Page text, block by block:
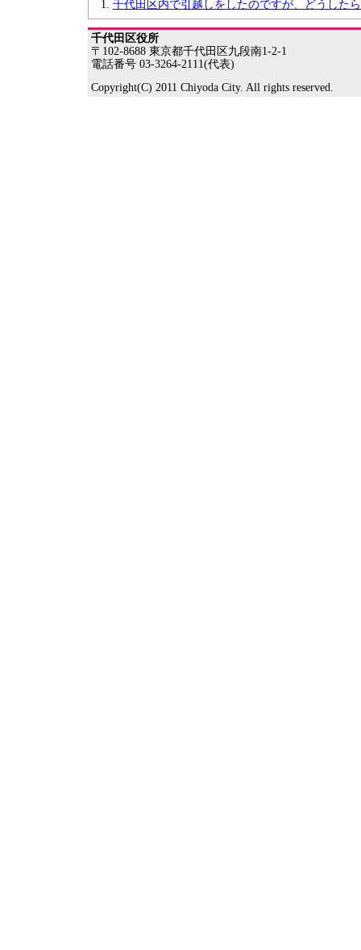
千代田区内で引越しをしたのですが、どうした
千代田区役所
〒102-8688 東京都千代田区九段南1-2-1
電話番号 03-3264-2111(代表)
Copyright(C) 2011 Chiyoda City. All rights reserved.